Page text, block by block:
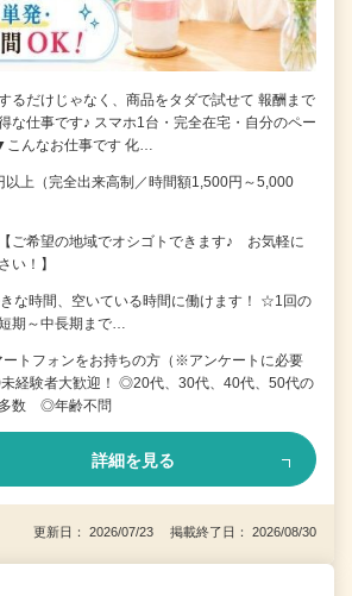
るだけじゃなく、商品をタダで試せて 報酬まで
な仕事です♪ スマホ1台・完全在宅・自分のペー
こんなお仕事です 化…
以上（完全出来高制／時間額1,500円～5,000
ご希望の地域でオシゴトできます♪ お気軽に
い！】
な時間、空いている時間に働けます！ ☆1回の
期～中長期まで…
トフォンをお持ちの方（※アンケートに必要
経験者大歓迎！ ◎20代、30代、40代、50代の
多数 ◎年齢不問
詳細を見る
更新日： 2026/07/23 掲載終了日： 2026/08/30